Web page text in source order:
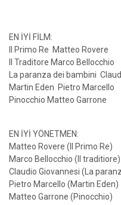
EN İYİ FİLM:
Il Primo Re Matteo Rovere
Il Traditore Marco Bellocchio
La paranza dei bambini
Martin Eden Pietro Marcello
Pinocchio Matteo Garrone
EN İYİ YÖNETMEN:
Matteo Rovere (Il Primo Re)
Marco Bellocchio (Il traditiore)
Claudio Giovannesi (La
Pietro Marcello (Martin Eden)
Matteo Garrone (Pinocchio)